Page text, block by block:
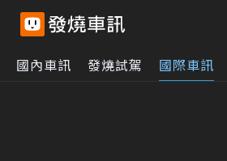
國內車訊 發燒試駕 國際車訊